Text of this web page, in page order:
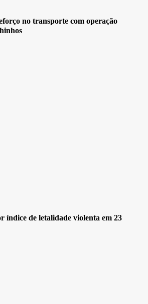
no transporte com operação
índice de letalidade violenta em 23